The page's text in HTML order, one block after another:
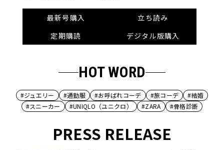
最新号購入
立ち読み
定期購読
デジタル版購入
HOT WORD
#ジュエリー #通勤服 #お呼ばれコーデ #旅コーデ
#結婚
#スニーカー
#UNIQLO（ユニクロ） #ZARA #骨格診断
PRESS RELEASE